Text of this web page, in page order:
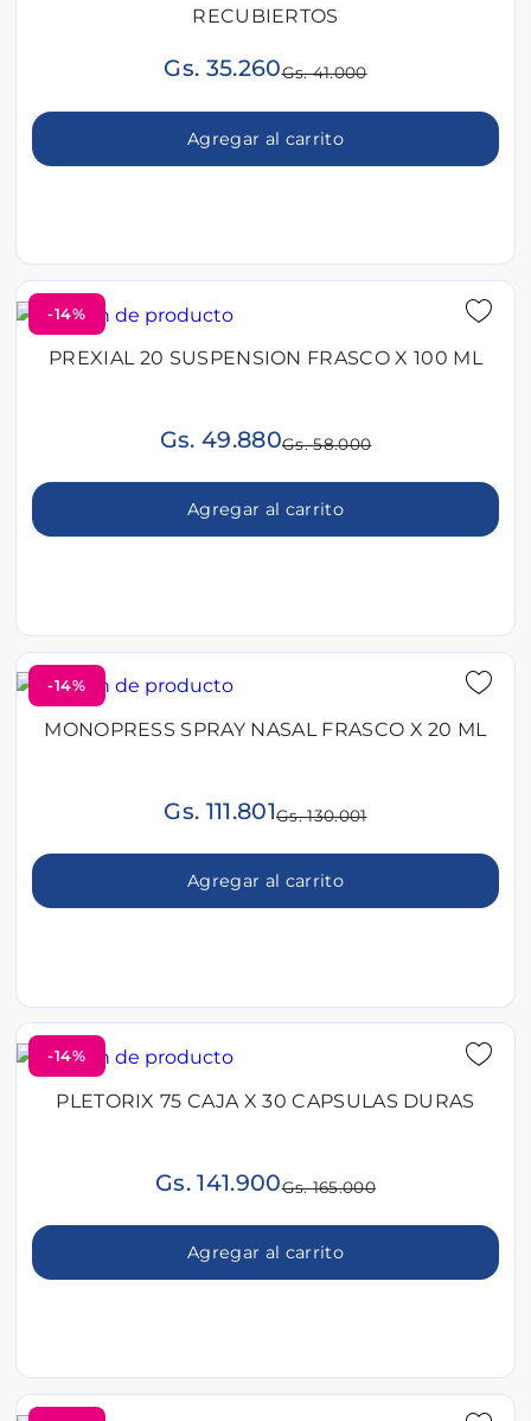
RECUBIERTOS
Gs. 35.260Gs. 41.000
Agregar al carrito
-14%
PREXIAL 20 SUSPENSION FRASCO X 100 ML
Gs. 49.880Gs. 58.000
Agregar al carrito
-14%
MONOPRESS SPRAY NASAL FRASCO X 20 ML
Gs. 111.801Gs. 130.001
Agregar al carrito
-14%
PLETORIX 75 CAJA X 30 CAPSULAS DURAS
Gs. 141.900Gs. 165.000
Agregar al carrito